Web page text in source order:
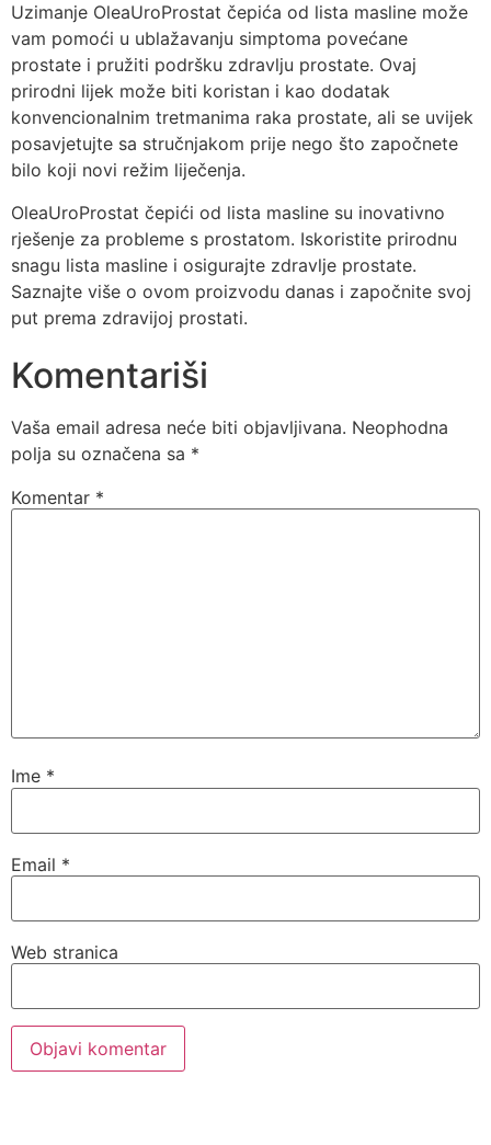
Uzimanje OleaUroProstat čepića od lista masline može
vam pomoći u ublažavanju simptoma povećane
prostate i pružiti podršku zdravlju prostate. Ovaj
prirodni lijek može biti koristan i kao dodatak
konvencionalnim tretmanima raka prostate, ali se uvijek
posavjetujte sa stručnjakom prije nego što započnete
bilo koji novi režim liječenja.
OleaUroProstat čepići od lista masline su inovativno
rješenje za probleme s prostatom. Iskoristite prirodnu
snagu lista masline i osigurajte zdravlje prostate.
Saznajte više o ovom proizvodu danas i započnite svoj
put prema zdravijoj prostati.
Komentariši
Vaša email adresa neće biti objavljivana. Neophodna
polja su označena sa *
Komentar *
Ime *
Email *
Web stranica